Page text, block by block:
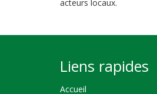
acteurs locaux.
Liens rapides
Accueil